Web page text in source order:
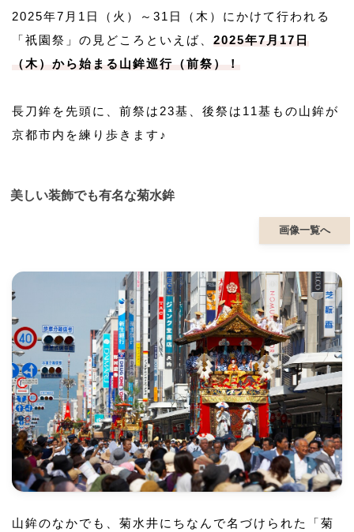
2025年7月1日（火）～31日（木）にかけて行われる
「祇園祭」の見どころといえば、 2025年7月17日
（木）から始まる山鉾巡行（前祭）！
長刀鉾を先頭に、前祭は23基、後祭は11基もの山鉾が
京都市内を練り歩きます♪
美しい装飾でも有名な菊水鉾
画像一覧へ
山鉾のなかでも、菊水井にちなんで名づけられた「菊